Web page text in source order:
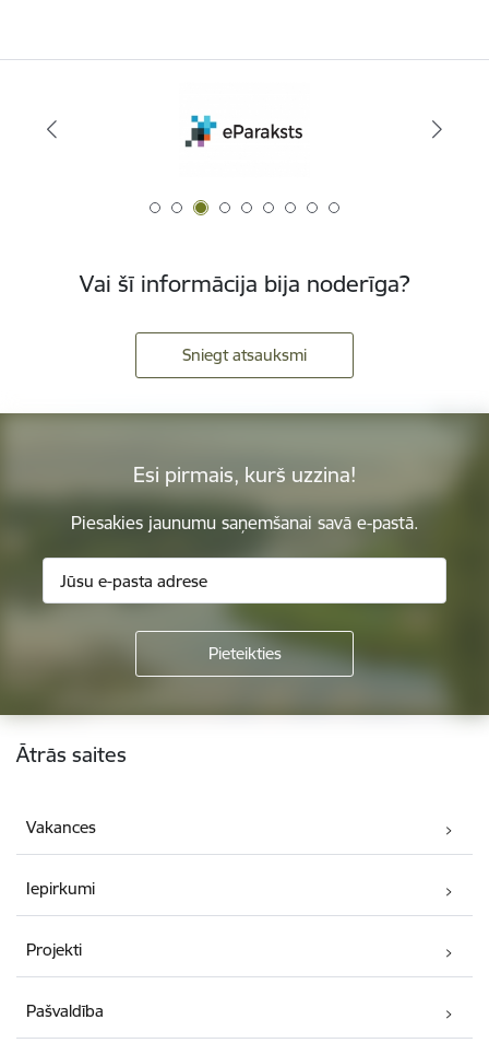
Vai šī informācija bija noderīga?
Sniegt atsauksmi
Esi pirmais, kurš uzzina!
Piesakies jaunumu saņemšanai savā e-pastā.
Kājene
Ātrās saites
Vakances
Iepirkumi
Projekti
Pašvaldība